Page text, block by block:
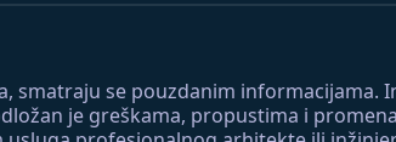
smatraju se pouzdanim informacijama.
je greškama, propustima i